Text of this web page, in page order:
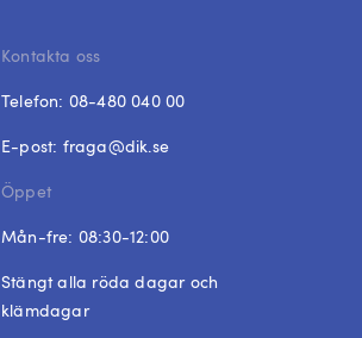
Kontakta oss
Telefon: 08-480 040 00
E-post: fraga@dik.se
Öppet
Mån-fre: 08:30-12:00
Stängt alla röda dagar och
klämdagar